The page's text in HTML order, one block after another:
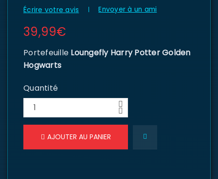
Écrire votre avis Envoyer à un ami
39,99€
Portefeuille Loungefly Harry Potter Golden
Hogwarts
Quantité
AJOUTER AU PANIER